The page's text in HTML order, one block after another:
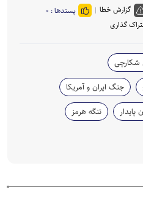
گزارش خطا پسندها : ۰
گذاری
شکارچی
جنگ ایران و آمریکا
پایدار
تنگه هرمز